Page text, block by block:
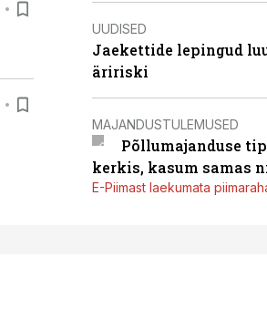
UUDISED
Jaekettide lepingud
äririski
MAJANDUSTULEMUSED
Põllumajanduse
kerkis, kasum samas
E-Piimast laekumata